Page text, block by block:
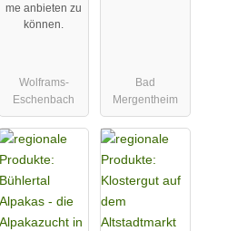
me anbieten zu
können.
Wolframs-
Eschenbach
Bad
Mergentheim